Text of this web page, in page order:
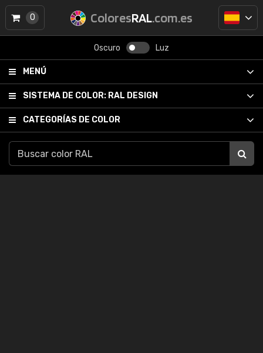
ColoresRAL.com.es
Oscuro Luz
MENÚ
SISTEMA DE COLOR: RAL DESIGN
CATEGORÍAS DE COLOR
0